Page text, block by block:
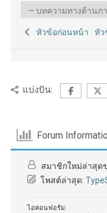
หัวข้อก่อนหน้า หัว
แบ่งปัน:
Forum
สมาชิกใหม่ล่าสุดข
โพสต์ล่าสุด:
ไอคอนฟอรัม: